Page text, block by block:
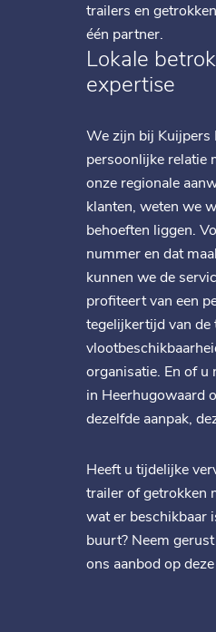
trailers en
één partner.
Lokale
expertise
We zijn bij Kuijpers
persoonlijke relatie
onze regionale
klanten, weten we
behoeften liggen.
nummer en dat
kunnen we de
profiteert van een
tegelijkertijd van de
organisatie. En of
in Heerhugowaard
dezelfde aanpak,
Heeft u tijdelijke
trailer of getrokken
wat er beschikbaar
buurt? Neem
ons aanbod op